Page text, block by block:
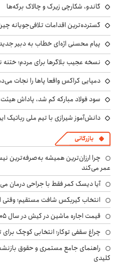
گاندو، شکارچی زیرک و چالاک برکه‌ها
گسترده‌ترین اقدامات تلافی‌جویانه
پیام محسنی اژه‌ای خطاب به دبیر
نسخه عجیب بلاگرها برای مردم؛ ختنه
دمپایی کراکس واقعا پاها را نجات
سود فولاد مبارکه کم شد، پاداش
دانش‌آموز شیرازی با تیم ملی رباتیک
بازرگانی
چرا ارزان‌ترین همیشه به‌صرفه‌ترین
عمر می‌کند
آیا دیسک کمر فقط با جراحی درمان
انتخاب گیربکس شافت مستقیم؛ وقتی
قیمت اجاره ماشین در کیش در سال ۱۴۰۵ چقدر تغییر کرده است؟
چراغ سقفی توکار؛ انتخابی کوچک
راهنمای جامع مستمری و حقوق
کلیدی